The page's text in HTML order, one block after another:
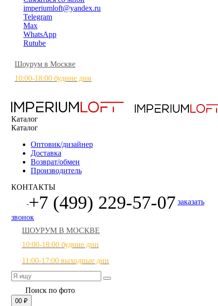
imperiumloft@yandex.ru
Telegram
Max
WhatsApp
Rutube
Шоурум в Москве
10:00-18:00 будние дни
Каталог
Каталог
Оптовик/дизайнер
Доставка
Возврат/обмен
Производитель
КОНТАКТЫ
+7 (499) 229-57-07 заказать
звонок
ШОУРУМ В МОСКВЕ
10:00-18:00 будние дни
11:00-17:00 выходные дни
Поиск по фото
00 ₽